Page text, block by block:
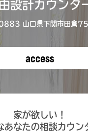
設計カウンタ
⼭⼝県下関市⽥倉
access
家が欲しい！
あなたの相談カウン